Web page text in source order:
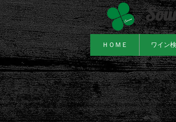
ＨＯＭＥ ワイン